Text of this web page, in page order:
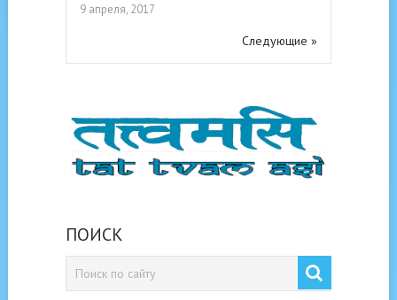
9 апреля, 2017
Следующие »
ПОИСК